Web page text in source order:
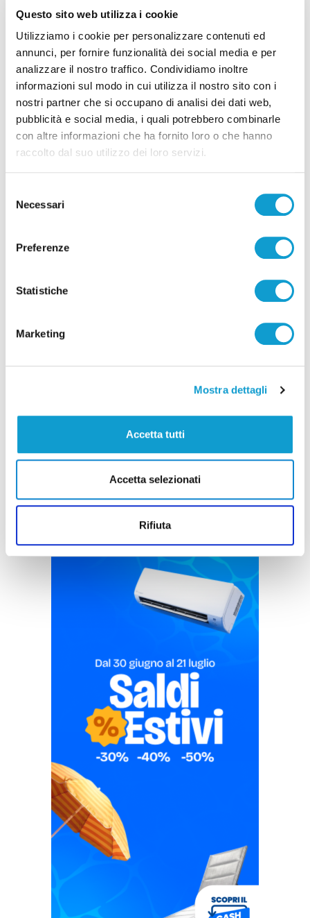
Questo sito web utilizza i cookie
Utilizziamo i cookie per personalizzare contenuti ed
annunci, per fornire funzionalità dei social media e per
analizzare il nostro traffico. Condividiamo inoltre
informazioni sul modo in cui utilizza il nostro sito con i
nostri partner che si occupano di analisi dei dati web,
pubblicità e social media, i quali potrebbero combinarle
con altre informazioni che ha fornito loro o che hanno
raccolto dal suo utilizzo dei loro servizi.
delNecessari
Preferenze
Statistiche
Marketing
Mostra dettagli
Accetta tutti
Accetta selezionati
Rifiuta
Tutti gli articoli
Correlati
Castelfidardo al Latina Calcio
di Rossella Luciani
Pubblicità